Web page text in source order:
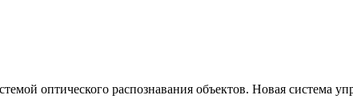
оптического распознавания объектов. Новая система